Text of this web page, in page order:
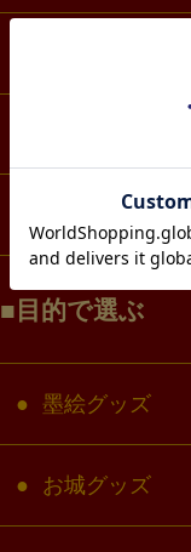
スマホ・IT・
コラボ・キャ
目的で選ぶ
墨絵グッズ
お城グッズ